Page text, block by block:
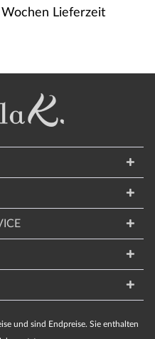
Lieferzeit
und sind Endpreise. Sie enthalten